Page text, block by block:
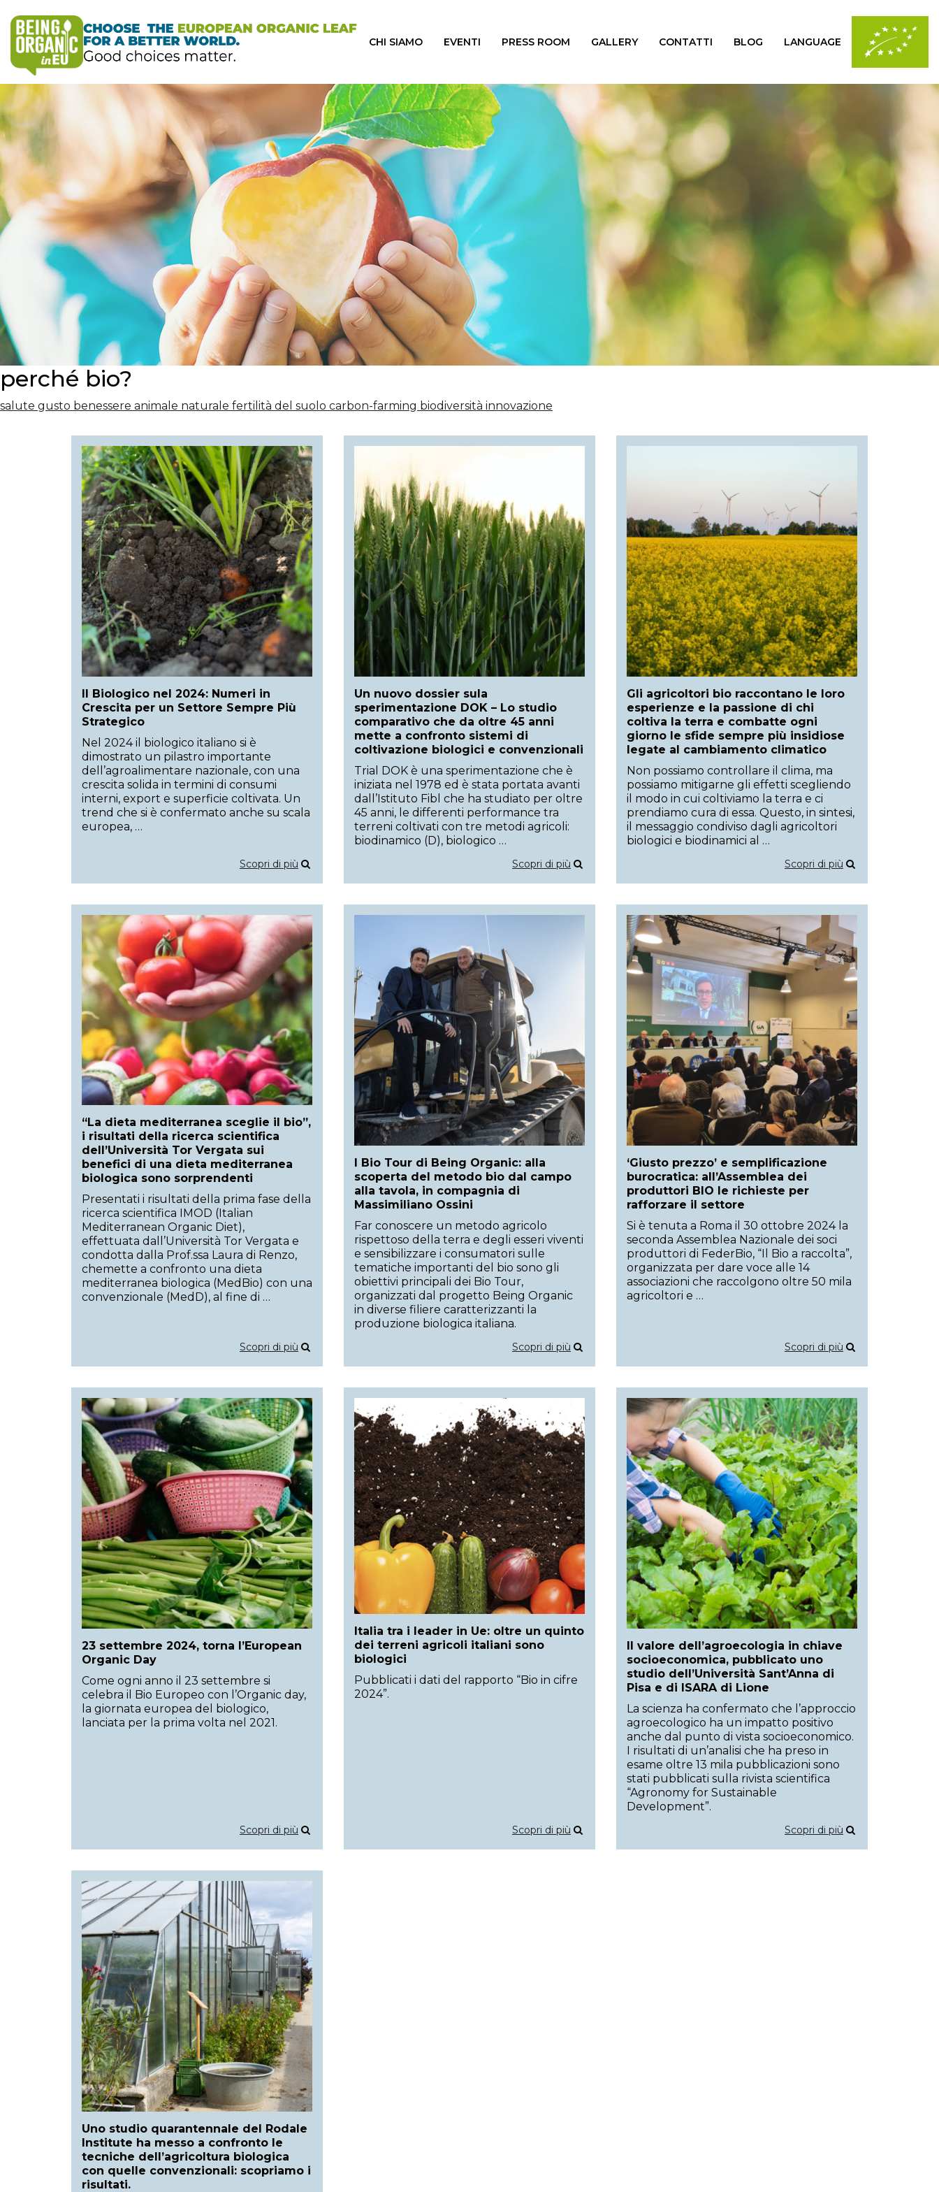
CHI SIAMO EVENTI PRESS ROOM GALLERY CONTATTI BLOG LANGUAGE
perché bio?
salute gusto benessere animale naturale fertilità del suolo carbon-farming biodiversità innovazione
Il Biologico nel 2024: Numeri in
Crescita per un Settore Sempre Più
Strategico
Nel 2024 il biologico italiano si è
dimostrato un pilastro importante
dell’agroalimentare nazionale, con una
crescita solida in termini di consumi
interni, export e superficie coltivata. Un
trend che si è confermato anche su scala
europea, …
Scopri di più
Un nuovo dossier sula
sperimentazione DOK – Lo studio
comparativo che da oltre 45 anni
mette a confronto sistemi di
coltivazione biologici e convenzionali
Trial DOK è una sperimentazione che è
iniziata nel 1978 ed è stata portata avanti
dall’Istituto Fibl che ha studiato per oltre
45 anni, le differenti performance tra
terreni coltivati con tre metodi agricoli:
biodinamico (D), biologico …
Scopri di più
Gli agricoltori bio raccontano le loro
esperienze e la passione di chi
coltiva la terra e combatte ogni
giorno le sfide sempre più insidiose
legate al cambiamento climatico
Non possiamo controllare il clima, ma
possiamo mitigarne gli effetti scegliendo
il modo in cui coltiviamo la terra e ci
prendiamo cura di essa. Questo, in sintesi,
il messaggio condiviso dagli agricoltori
biologici e biodinamici al …
Scopri di più
“La dieta mediterranea sceglie il bio”,
i risultati della ricerca scientifica
dell’Università Tor Vergata sui
benefici di una dieta mediterranea
biologica sono sorprendenti
Presentati i risultati della prima fase della
ricerca scientifica IMOD (Italian
Mediterranean Organic Diet),
effettuata dall’Università Tor Vergata e
condotta dalla Prof.ssa Laura di Renzo,
chemette a confronto una dieta
mediterranea biologica (MedBio) con una
convenzionale (MedD), al fine di …
Scopri di più
I Bio Tour di Being Organic: alla
scoperta del metodo bio dal campo
alla tavola, in compagnia di
Massimiliano Ossini
Far conoscere un metodo agricolo
rispettoso della terra e degli esseri viventi
e sensibilizzare i consumatori sulle
tematiche importanti del bio sono gli
obiettivi principali dei Bio Tour,
organizzati dal progetto Being Organic
in diverse filiere caratterizzanti la
produzione biologica italiana.
Scopri di più
‘Giusto prezzo’ e semplificazione
burocratica: all’Assemblea dei
produttori BIO le richieste per
rafforzare il settore
Si è tenuta a Roma il 30 ottobre 2024 la
seconda Assemblea Nazionale dei soci
produttori di FederBio, “Il Bio a raccolta”,
organizzata per dare voce alle 14
associazioni che raccolgono oltre 50 mila
agricoltori e …
Scopri di più
23 settembre 2024, torna l’European
Organic Day
Come ogni anno il 23 settembre si
celebra il Bio Europeo con l’Organic day,
la giornata europea del biologico,
lanciata per la prima volta nel 2021.
Scopri di più
Italia tra i leader in Ue: oltre un quinto
dei terreni agricoli italiani sono
biologici
Pubblicati i dati del rapporto “Bio in cifre
2024”.
Scopri di più
Il valore dell’agroecologia in chiave
socioeconomica, pubblicato uno
studio dell’Università Sant’Anna di
Pisa e di ISARA di Lione
La scienza ha confermato che l’approccio
agroecologico ha un impatto positivo
anche dal punto di vista socioeconomico.
I risultati di un’analisi che ha preso in
esame oltre 13 mila pubblicazioni sono
stati pubblicati sulla rivista scientifica
“Agronomy for Sustainable
Development”.
Scopri di più
Uno studio quarantennale del Rodale
Institute ha messo a confronto le
tecniche dell’agricoltura biologica
con quelle convenzionali: scopriamo i
risultati.